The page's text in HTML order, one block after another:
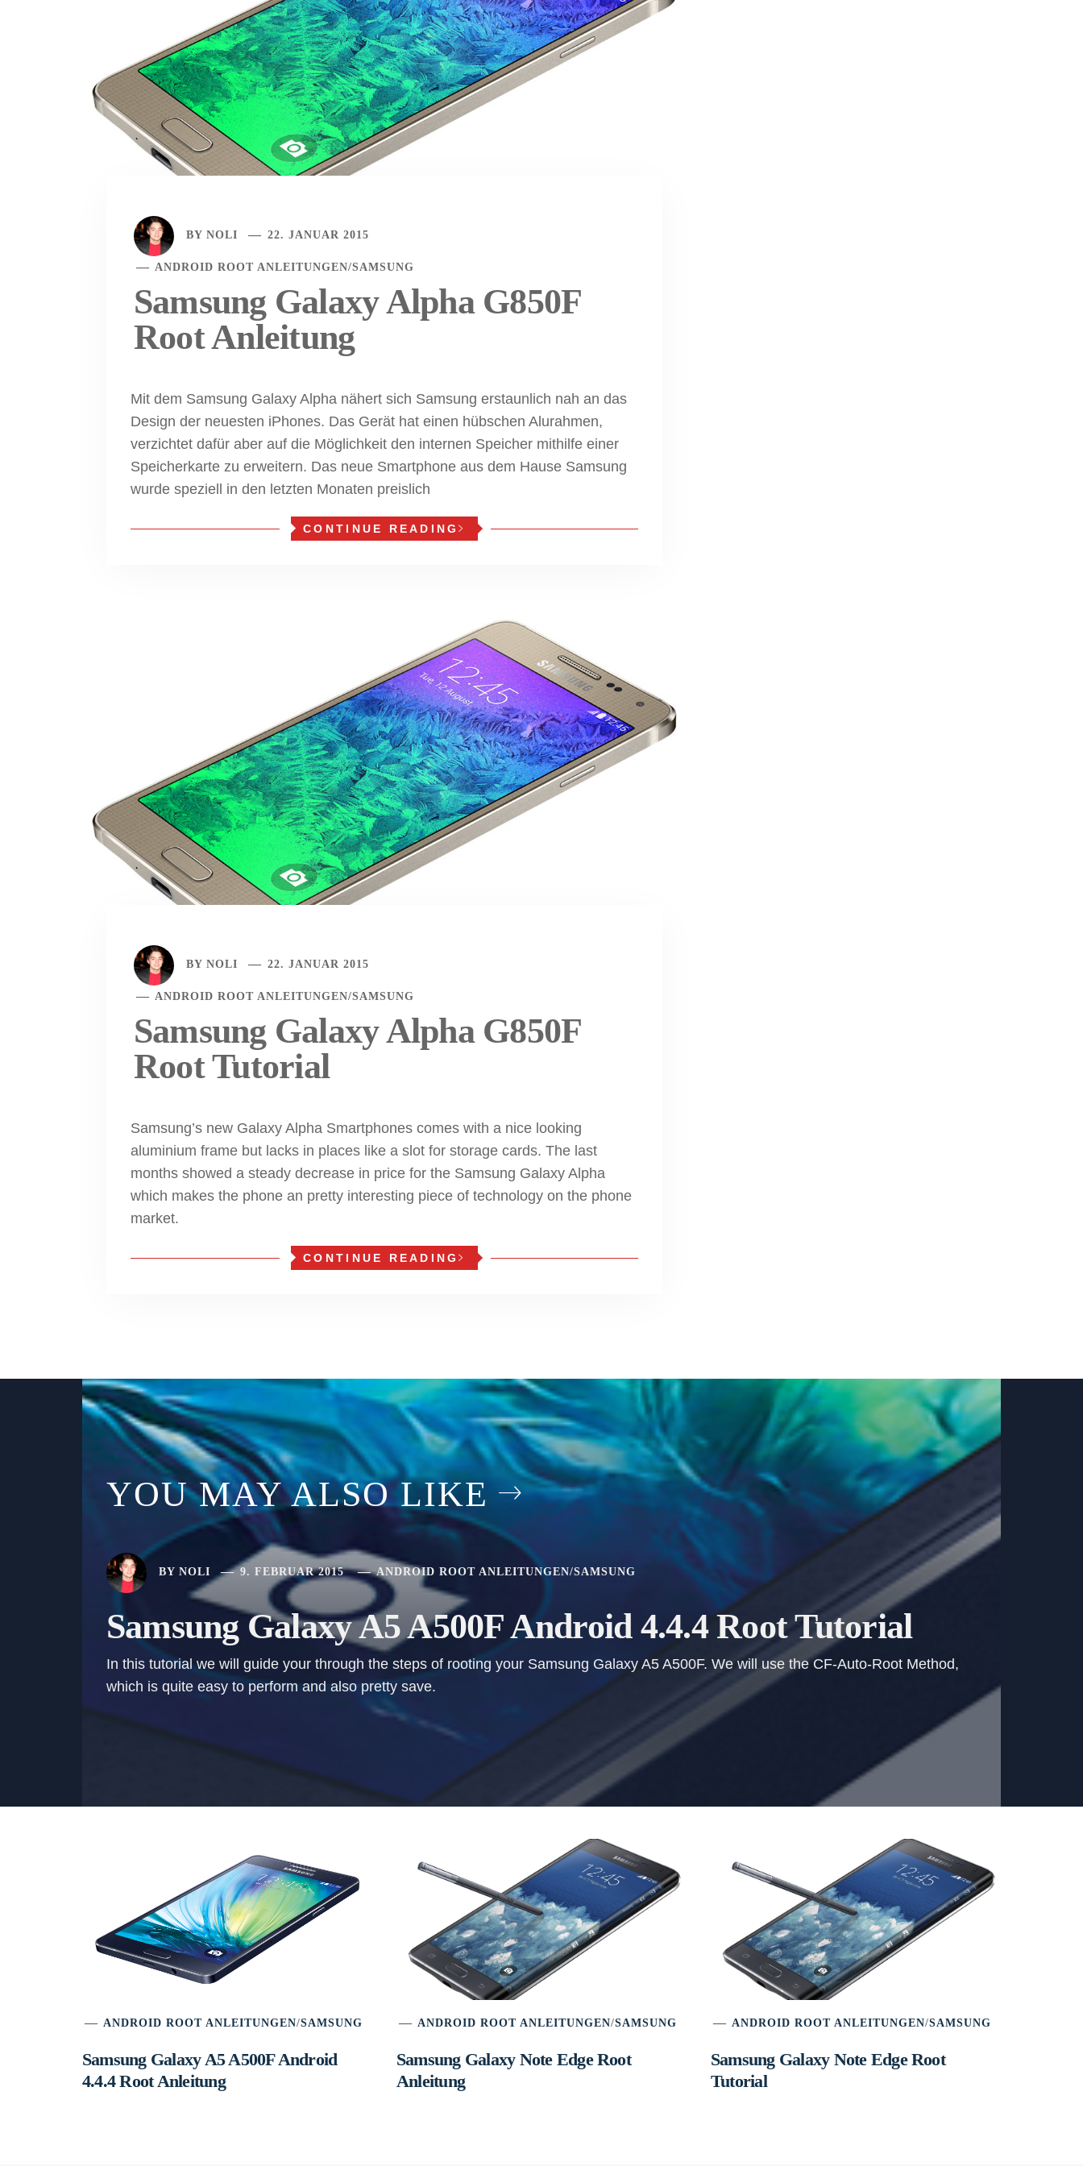
BY NOLI 22. JANUAR 2015
ANDROID ROOT ANLEITUNGEN/SAMSUNG
Samsung Galaxy Alpha G850F
Root Anleitung
Mit dem Samsung Galaxy Alpha nähert sich Samsung erstaunlich nah an das
Design der neuesten iPhones. Das Gerät hat einen hübschen Alurahmen,
verzichtet dafür aber auf die Möglichkeit den internen Speicher mithilfe einer
Speicherkarte zu erweitern. Das neue Smartphone aus dem Hause Samsung
wurde speziell in den letzten Monaten preislich
CONTINUE READING
BY NOLI 22. JANUAR 2015
ANDROID ROOT ANLEITUNGEN/SAMSUNG
Samsung Galaxy Alpha G850F
Root Tutorial
Samsung’s new Galaxy Alpha Smartphones comes with a nice looking
aluminium frame but lacks in places like a slot for storage cards. The last
months showed a steady decrease in price for the Samsung Galaxy Alpha
which makes the phone an pretty interesting piece of technology on the phone
market.
CONTINUE READING
YOU MAY ALSO LIKE
BY NOLI 9. FEBRUAR 2015 ANDROID ROOT ANLEITUNGEN/SAMSUNG
Samsung Galaxy A5 A500F Android 4.4.4 Root Tutorial
In this tutorial we will guide your through the steps of rooting your Samsung Galaxy A5 A500F. We will use the CF-Auto-Root Method,
which is quite easy to perform and also pretty save.
ANDROID ROOT ANLEITUNGEN/SAMSUNG
Samsung Galaxy A5 A500F Android
4.4.4 Root Anleitung
ANDROID ROOT ANLEITUNGEN/SAMSUNG
Samsung Galaxy Note Edge Root
Anleitung
ANDROID ROOT ANLEITUNGEN/SAMSUNG
Samsung Galaxy Note Edge Root
Tutorial